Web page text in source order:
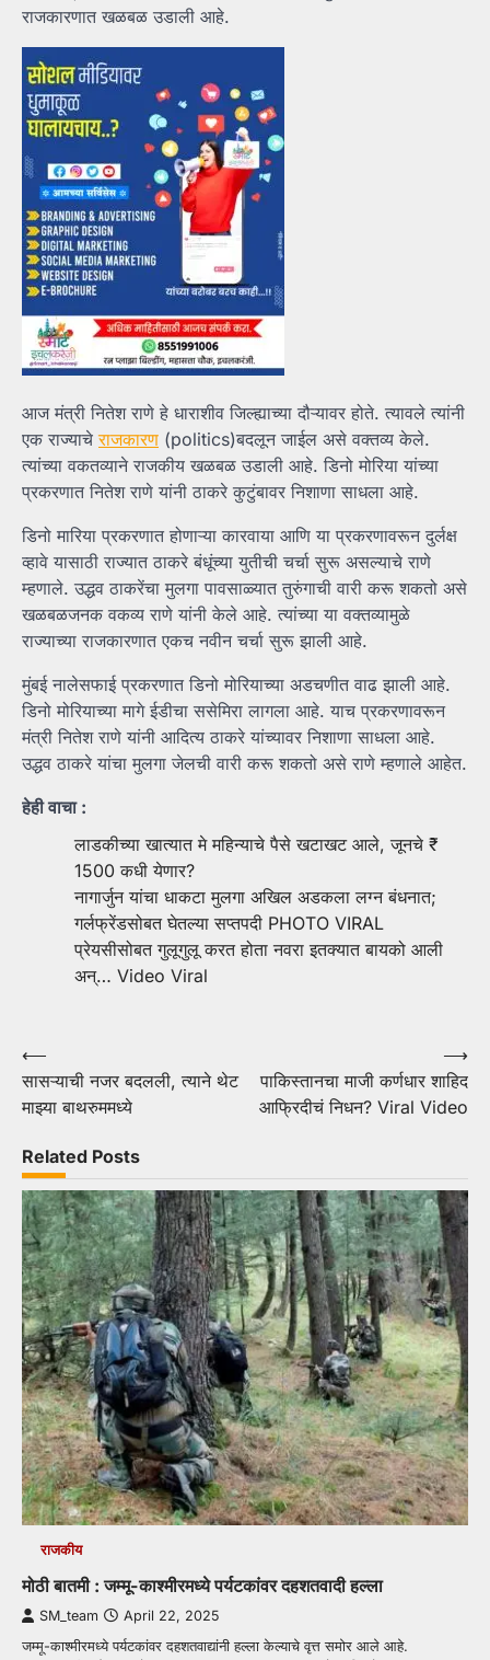
राजकारणात खळबळ उडाली आहे.
आज मंत्री नितेश राणे हे धाराशीव जिल्ह्याच्या दौऱ्यावर होते. त्यावले त्यांनी
एक राज्याचेराजकारण (politics)बदलून जाईल असे वक्तव्य केले.
त्यांच्या वकतव्याने राजकीय खळबळ उडाली आहे. डिनो मोरिया यांच्या
प्रकरणात नितेश राणे यांनी ठाकरे कुटुंबावर निशाणा साधला आहे.
डिनो मारिया प्रकरणात होणाऱ्या कारवाया आणि या प्रकरणावरून दुर्लक्ष
व्हावे यासाठी राज्यात ठाकरे बंधूंच्या युतीची चर्चा सुरू असल्याचे राणे
म्हणाले. उद्धव ठाकरेंचा मुलगा पावसाळ्यात तुरुंगाची वारी करू शकतो असे
खळबळजनक वकव्य राणे यांनी केले आहे. त्यांच्या या वक्तव्यामुळे
राज्याच्या राजकारणात एकच नवीन चर्चा सुरू झाली आहे.
मुंबई नालेसफाई प्रकरणात डिनो मोरियाच्या अडचणीत वाढ झाली आहे.
डिनो मोरियाच्या मागे ईडीचा ससेमिरा लागला आहे. याच प्रकरणावरून
मंत्री नितेश राणे यांनी आदित्य ठाकरे यांच्यावर निशाणा साधला आहे.
उद्धव ठाकरे यांचा मुलगा जेलची वारी करू शकतो असे राणे म्हणाले आहेत.
हेही वाचा :
लाडकीच्या खात्यात मे महिन्याचे पैसे खटाखट आले, जूनचे ₹
1500 कधी येणार?
नागार्जुन यांचा धाकटा मुलगा अखिल अडकला लग्न बंधनात;
गर्लफ्रेंडसोबत घेतल्या सप्तपदी PHOTO VIRAL
प्रेयसीसोबत गुलूगुलू करत होता नवरा इतक्यात बायको आली
अन्… Video Viral
Post
navigation
⟵
सासऱ्याची नजर बदलली, त्याने थेट
माझ्या बाथरुममध्ये
पाकिस्तानचा माजी कर्णधार शाहिद
आफ्रिदीचं निधन? Viral Video
⟶
Related Posts
राजकीय
मोठी बातमी : जम्मू-काश्मीरमध्ये पर्यटकांवर दहशतवादी हल्ला
SM_team April 22, 2025
जम्मू-काश्मीरमध्ये पर्यटकांवर दहशतवाद्यांनी हल्ला केल्याचे वृत्त समोर आले आहे.